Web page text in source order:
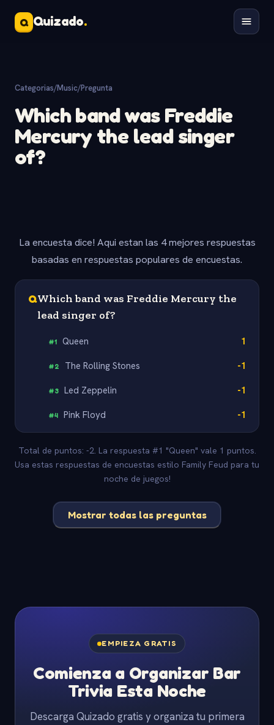
Q Quizado.
Categorias/Music/Pregunta
Which band was Freddie
Mercury the lead singer
of?
La encuesta dice! Aqui estan las 4 mejores respuestas
basadas en respuestas populares de encuestas.
QWhich band was Freddie Mercury the
lead singer of?
#1 Queen 1
#2 The Rolling Stones -1
#3 Led Zeppelin -1
#4 Pink Floyd -1
Total de puntos: -2. La respuesta #1 "Queen" vale 1 puntos.
Usa estas respuestas de encuestas estilo Family Feud para tu
noche de juegos!
Mostrar todas las preguntas
EMPIEZA GRATIS
Comienza a Organizar Bar
Trivia Esta Noche
Descarga Quizado gratis y organiza tu primera